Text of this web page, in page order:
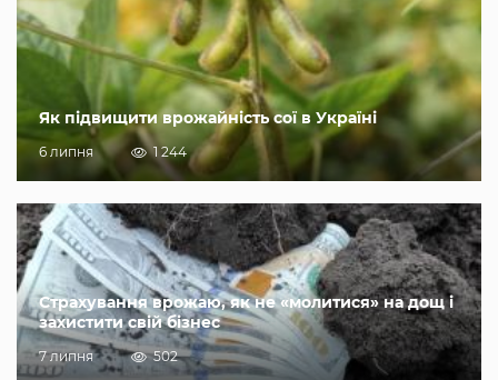
Як підвищити врожайність сої в Україні
6 липня 1 244
Страхування врожаю, як не «молитися» на дощ і
захистити свій бізнес
7 липня 502